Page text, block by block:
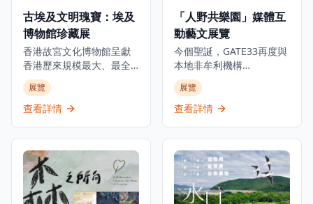
索他的個人生活和成長歷
程，讓參觀者全面了解這
位足球巨星的傳奇故事。
無論是足球迷、體育愛好
者還是想要了解足球文化
的遊客，都能在這個博物
館中找到屬於自己的樂
趣，感受足球運動的魅力
為這位中國文壇傳奇的靈
感來源，在時代流轉中如
何啟發她的創作。是次展
覽將展出多件珍貴藏品，
包括1941年的酒店菜單、
歷史照片及從未曝光的資
料，見證淺水灣酒店的輝
煌歷史。除此之外，展覽
稿和信件複製品，讓觀眾
可以一暏張愛玲的內心世
界，了解淺水灣酒店如何
古埃及文明瑰寶：埃及
博物館珍藏展
香港故宮文化博物館呈獻
香港歷來規模最大、最全
面及展期最長的古埃及珍
寶展覽。這個里程碑式的
展覽與埃及最高文物委員
古遺址的250件珍貴文物。
展覽透過四個主題部分追
溯古埃及文明5000年的發
展：「法老的國度」、
展覽
查看詳情
「人野共樂園」媒體互
動藝文展覽
今個聖誕，GATE33再度與
本地非牟利機構
ALAN（ARTISTS who
LOVE ANIMALS &
NATURE）攜手呈獻極具意
品，化身動物視角，親身
經歷牠們在都市中的挑
戰。 由香港、日本及意大
利的藝術家共同創作，以
展覽
查看詳情